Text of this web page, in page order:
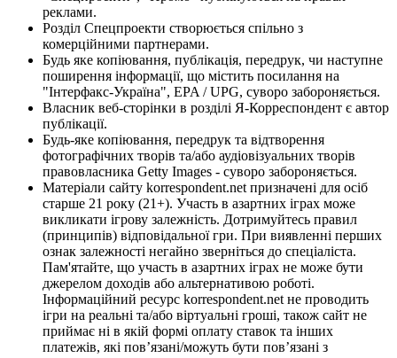
реклами.
Розділ Спецпроекти створюється спільно з
комерційними партнерами.
Будь яке копіювання, публікація, передрук, чи наступне
поширення інформації, що містить посилання на
"Інтерфакс-Україна", EPA / UPG, суворо забороняється.
Власник веб-сторінки в розділі Я-Корреспондент є автор
публікації.
Будь-яке копіювання, передрук та відтворення
фотографічних творів та/або аудіовізуальних творів
правовласника Getty Images - суворо забороняється.
Матеріали сайту korrespondent.net призначені для осіб
старше 21 року (21+). Участь в азартних іграх може
викликати ігрову залежність. Дотримуйтесь правил
(принципів) відповідальної гри. При виявленні перших
ознак залежності негайно зверніться до спеціаліста.
Пам'ятайте, що участь в азартних іграх не може бути
джерелом доходів або альтернативою роботі.
Інформаційний ресурс korrespondent.net не проводить
ігри на реальні та/або віртуальні гроші, також сайт не
приймає ні в якій формі оплату ставок та інших
платежів, які пов’язані/можуть бути пов’язані з